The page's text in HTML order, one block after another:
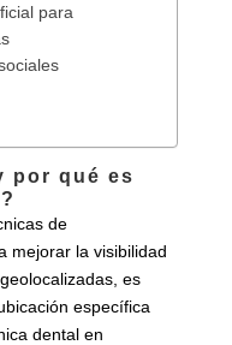
para
por qué es
de
mejorar la visibilidad
es
específica
dental en